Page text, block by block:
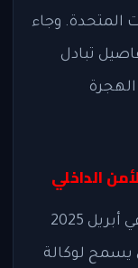
المتحدة. وجاء
تبادل
الهجرة
الداخلي
بحسب المستندات، تم توقيع اتفاق في أبريل 2025
يسمح لوكالة